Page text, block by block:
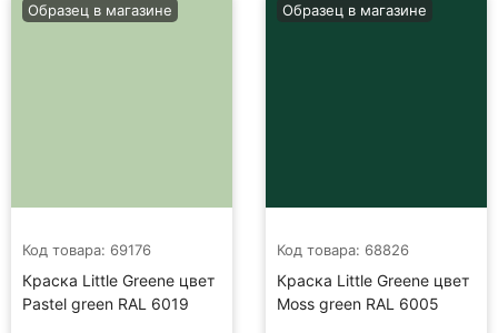
Код товара: 69176
Краска Little Greene цвет
Pastel green RAL 6019
Образец в магазине
Код товара: 68826
Краска Little Greene цвет
Moss green RAL 6005
Образец в магазине